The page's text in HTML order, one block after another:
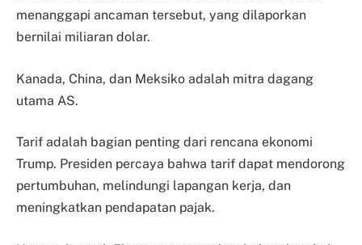
menanggapi ancaman tersebut, yang dilaporkan
bernilai miliaran dolar.
Kanada, China, dan Meksiko adalah mitra dagang
utama AS.
Tarif adalah bagian penting dari rencana ekonomi
Trump. Presiden percaya bahwa tarif dapat mendorong
pertumbuhan, melindungi lapangan kerja, dan
meningkatkan pendapatan pajak.